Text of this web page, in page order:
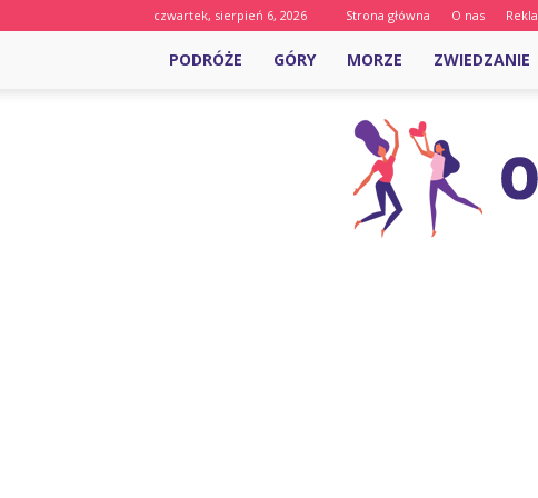
czwartek, sierpień 6, 2026 Strona główna O nas
PODRÓŻE GÓRY MORZE ZWIEDZANIE